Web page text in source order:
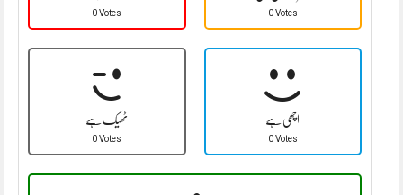
0 Votes 0 Votes
ٹھیک ہے
0 Votes
اچھی ہے
0 Votes